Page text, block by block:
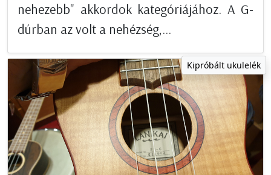
nehezebb" akkordok kategóriájához. A G-
dúrban az volt a nehézség,...
Kipróbált ukulelék